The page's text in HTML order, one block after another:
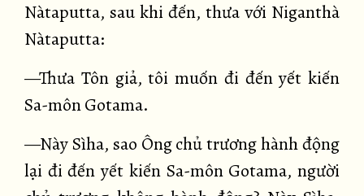
Nàtaputta, sau khi đến, thưa với Niganthà
Nàtaputta:
—Thưa Tôn giả, tôi muốn đi đến yết kiến
Sa-môn Gotama.
—Này Sìha, sao Ông chủ trương hành động
lại đi đến yết kiến Sa-môn Gotama, người